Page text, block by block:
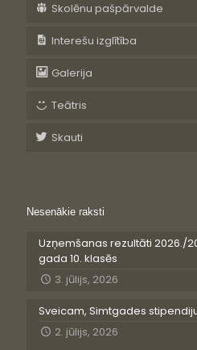
Skolēnu pašpārvalde
Interešu izglītība
Galerija
Teātris
Skauti
Nesenākie raksti
Uzņemšanas rezultāti 2026./
gada 10. klasēs
3. jūlijs, 2026
Sveicam, Simtgades
2. jūlijs, 2026